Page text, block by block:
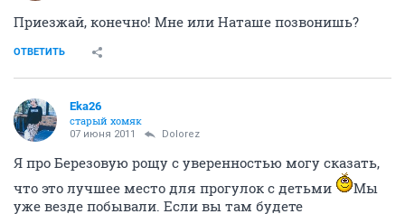
Приезжай, конечно! Мне или Наташе позвонишь?
ОТВЕТИТЬ
Eka26
старый хомяк
07 июня 2011 Dolorez
Я про Березовую рощу с уверенностью могу сказать,
что это лучшее место для прогулок с детьми
Мы
уже везде побывали. Если вы там будете